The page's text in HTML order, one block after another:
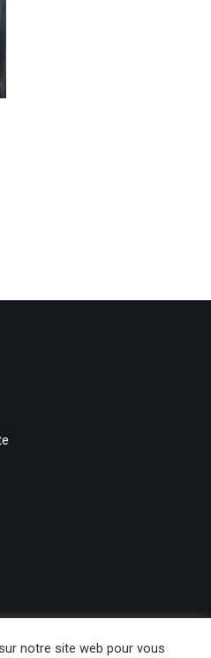
notre site web pour vous